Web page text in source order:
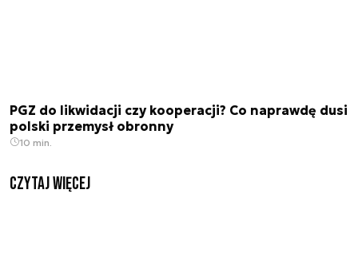
PGZ do likwidacji czy kooperacji? Co naprawdę dusi
polski przemysł obronny
10 min.
czytaj więcej